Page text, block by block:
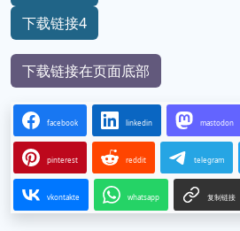
下载链接4
下载链接在页面底部
facebook linkedin mastodon
pinterest reddit telegram
vkontakte whatsapp 复制链接